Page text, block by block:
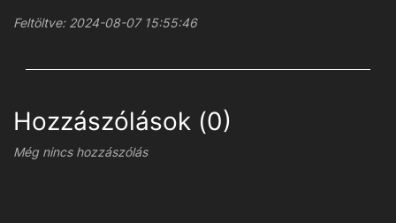
Feltöltve: 2024-08-07 15:55:46
Hozzászólások (0)
Még nincs hozzászólás